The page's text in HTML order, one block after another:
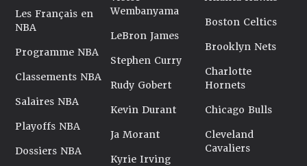
Les Français en
NBA
Programme NBA
Classements NBA
Salaires NBA
Playoffs NBA
Dossiers NBA
Wembanyama
LeBron James
Stephen Curry
Rudy Gobert
Kevin Durant
Ja Morant
Kyrie Irving
Boston Celtics
Brooklyn Nets
Charlotte
Hornets
Chicago Bulls
Cleveland
Cavaliers